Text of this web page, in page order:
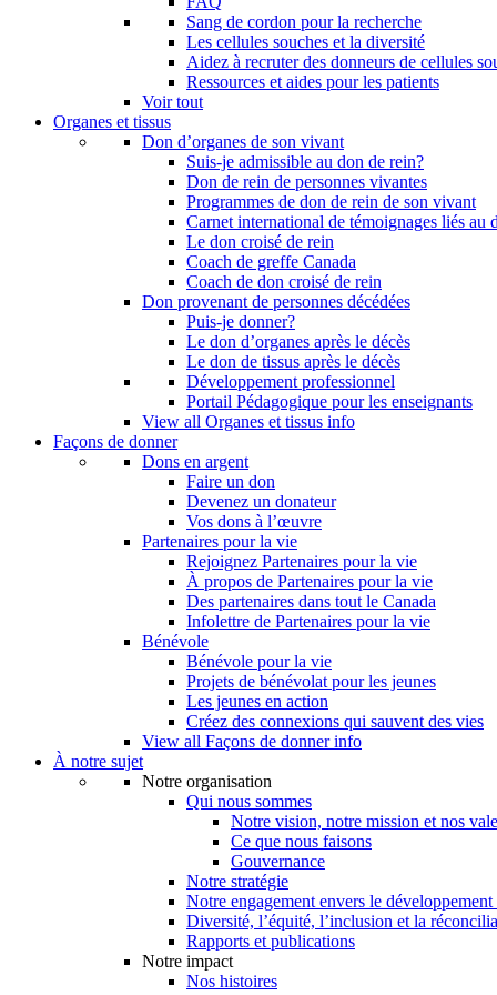
Sang de cordon pour la recherche
Les cellules souches et la diversité
Aidez à recruter des donneurs de cellules
Ressources et aides pour les patients
Voir tout
Organes et tissus
Don d’organes de son vivant
Suis-je admissible au don de rein?
Don de rein de personnes vivantes
Programmes de don de rein de son vivant
Carnet international de témoignages liés au
Le don croisé de rein
Coach de greffe Canada
Coach de don croisé de rein
Don provenant de personnes décédées
Puis-je donner?
Le don d’organes après le décès
Le don de tissus après le décès
Développement professionnel
Portail Pédagogique pour les enseignants
View all Organes et tissus info
Façons de donner
Dons en argent
Faire un don
Devenez un donateur
Vos dons à l’œuvre
Partenaires pour la vie
Rejoignez Partenaires pour la vie
À propos de Partenaires pour la vie
Des partenaires dans tout le Canada
Infolettre de Partenaires pour la vie
Bénévole
Bénévole pour la vie
Projets de bénévolat pour les jeunes
Les jeunes en action
Créez des connexions qui sauvent des vies
View all Façons de donner info
À notre sujet
Notre organisation
Qui nous sommes
Notre vision, notre mission et nos
Ce que nous faisons
Gouvernance
Notre stratégie
Notre engagement envers le
Diversité, l’équité, l’inclusion et la
Rapports et publications
Notre impact
Nos histoires